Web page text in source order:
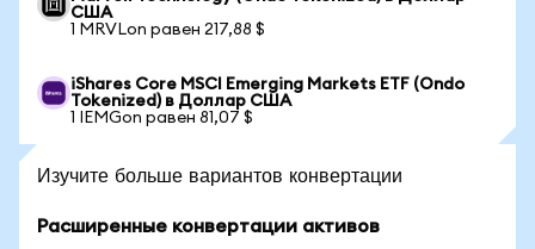
США
1 MRVLon равен 217,88 $
iShares Core MSCI Emerging Markets ETF (Ondo
Tokenized) в Доллар США
1 IEMGon равен 81,07 $
Изучите больше вариантов конвертации
Расширенные конвертации активов